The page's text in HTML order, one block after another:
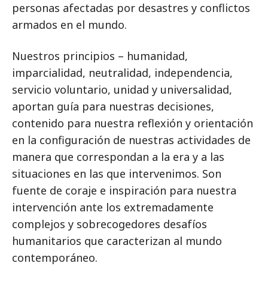
personas afectadas por desastres y conflictos
armados en el mundo.
Nuestros principios – humanidad,
imparcialidad, neutralidad, independencia,
servicio voluntario, unidad y universalidad,
aportan guía para nuestras decisiones,
contenido para nuestra reflexión y orientación
en la configuración de nuestras actividades de
manera que correspondan a la era y a las
situaciones en las que intervenimos. Son
fuente de coraje e inspiración para nuestra
intervención ante los extremadamente
complejos y sobrecogedores desafíos
humanitarios que caracterizan al mundo
contemporáneo.